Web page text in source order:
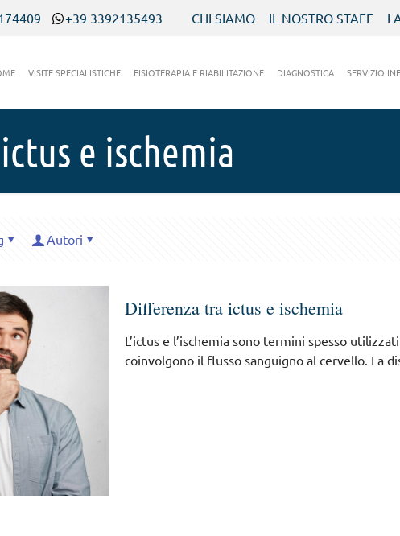
+39 3392135493 CHI SIAMO IL NOSTRO STAFF
VISITE SPECIALISTICHE FISIOTERAPIA E RIABILITAZIONE DIAGNOSTICA SERVIZIO
e ischemia
Autori
Differenza tra ictus e ischemia
L’ictus e l’ischemia sono termini spesso
coinvolgono il flusso sanguigno al cervello. La